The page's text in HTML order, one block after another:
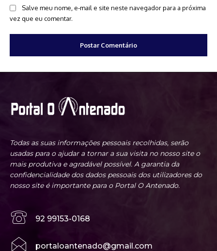
Salve meu nome, e-mail e site neste navegador para a próxima
vez que eu comentar.
Todas as suas informações pessoais recolhidas, serão
usadas para o ajudar a tornar a sua visita no nosso site o
mais produtiva e agradável possível. A garantia da
confidencialidade dos dados pessoais dos utilizadores do
nosso site é importante para o Portal O Antenado.
92 99153-0168
portaloantenado@gmail.com